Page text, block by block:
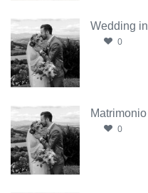
Wedding
0
0